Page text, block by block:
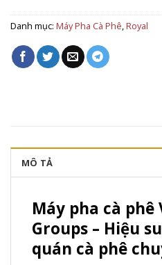
Danh mục: Máy Pha Cà Phê,Royal
MÔ TẢ
Máy pha cà phê
Groups – Hiệu
quán cà phê